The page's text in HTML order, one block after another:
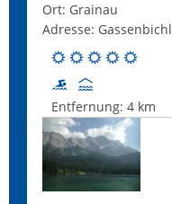
Ort: Grainau
Adresse: Gassenbichl
Entfernung: 4 km